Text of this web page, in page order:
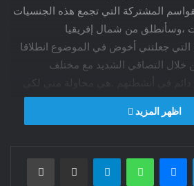
المشتركة التي تجمع هذه الجنسيات
،وسأنطلق من شمال إفريقيا
التي جعلتني أخوض في الموضوع انطلاقا
التصاقي الشديد مع مختلف
دائم في أنشطتهم .هي محاولة مني لكي
بحرقة ،أحاول من خلالها الحديث عن
عدة.
بأوضاع ومشاكل تتخبط فيها العديد
اظهر المزيد
لينكدإن ماسنجر واتساب تيلقرام مشاركة عبر البريد طباعة